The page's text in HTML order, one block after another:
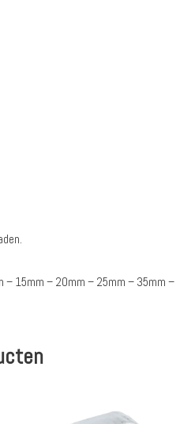
– 15mm – 20mm – 25mm – 35mm –